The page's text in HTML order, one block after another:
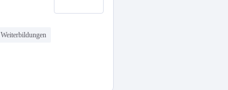
Weiterbildungen